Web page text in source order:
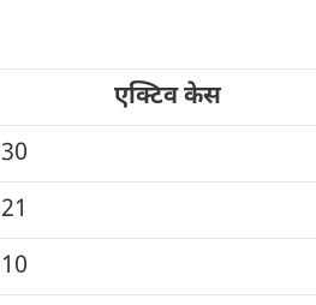
एक्टिव केस
30
21
10